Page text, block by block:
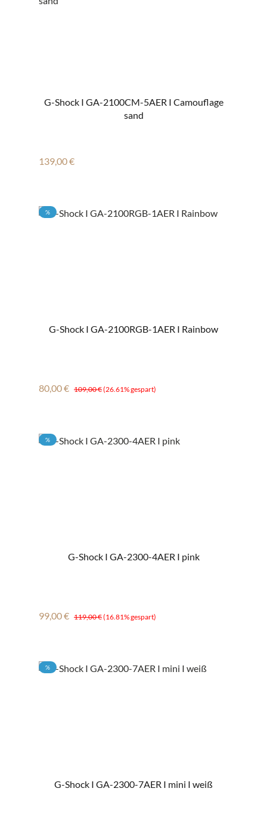
G-Shock I GA-2100CM-5AER I Camouflage
sand
Regulärer Preis:
139,00 €
RABATT
%
G-Shock I GA-2100RGB-1AER I Rainbow
Verkaufspreis:
80,00 € Regulärer Preis:
109,00 €(26.61% gespart)
RABATT
%
G-Shock I GA-2300-4AER I pink
Verkaufspreis:
99,00 € Regulärer Preis:
119,00 €(16.81% gespart)
RABATT
%
G-Shock I GA-2300-7AER I mini I weiß